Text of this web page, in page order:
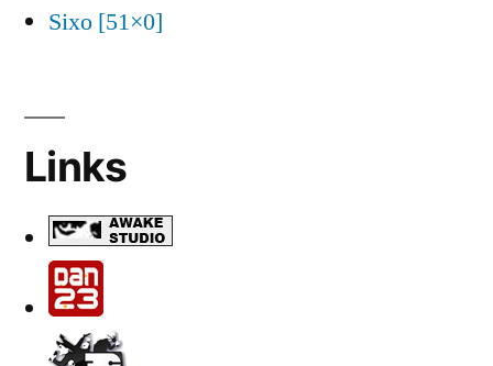
Sixo [51×0]
Links